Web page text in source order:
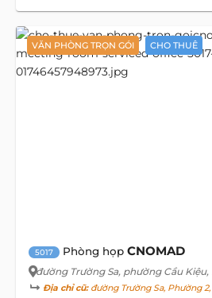
VĂN PHÒNG TRỌN GÓI CHO THUÊ
5017 Phòng họp CNOMAD
đường Trường Sa, phường Cầu Kiệu,
Địa chỉ cũ:đường Trường Sa, Phường